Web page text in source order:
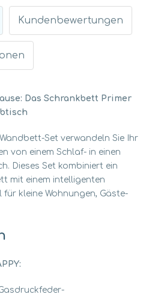
Das Schrankbett Primer
Set verwandeln Sie Ihr
von einem Schlaf- in einen
Dieses Set kombiniert ein
mit einem intelligenten
kleine Wohnungen, Gäste-
Kundenbewertungen